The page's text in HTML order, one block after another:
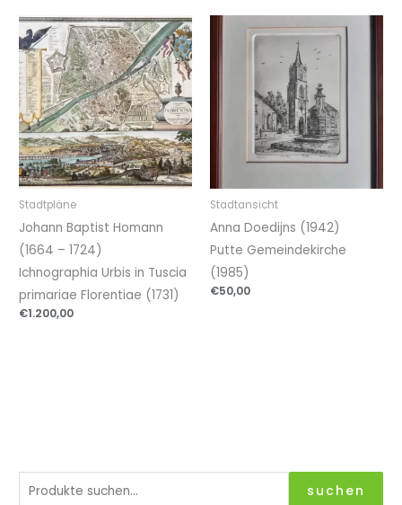
suchen
Stadtpläne
Johann Baptist Homann
(1664 – 1724)
Ichnographia Urbis in Tuscia
primariae Florentiae (1731)
€1.200,00
Stadtansicht
Anna Doedijns (1942)
Putte Gemeindekirche
(1985)
€50,00